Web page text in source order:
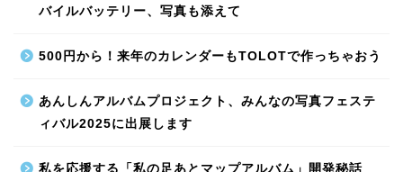
バイルバッテリー、写真も添えて
500円から！来年のカレンダーもTOLOTで作っちゃおう
あんしんアルバムプロジェクト、みんなの写真フェステ
ィバル2025に出展します
私を応援する「私の足あとマップアルバム」開発秘話